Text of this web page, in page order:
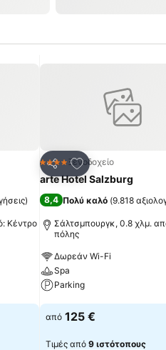
)
Κέντρο
Κοινοποίηση
Προσθήκη στα
4 ΑστέριαΞενοδοχείο
arte Hotel Salzburg
8,4 Πολύ καλό (9.818
Σάλτσμπουργκ, 0.8 χλμ.
πόλης
Δωρεάν Wi-Fi
Spa
Parking
Εμφάνιση τιμών
από 125 €
Τιμές από 9 ιστότοπους